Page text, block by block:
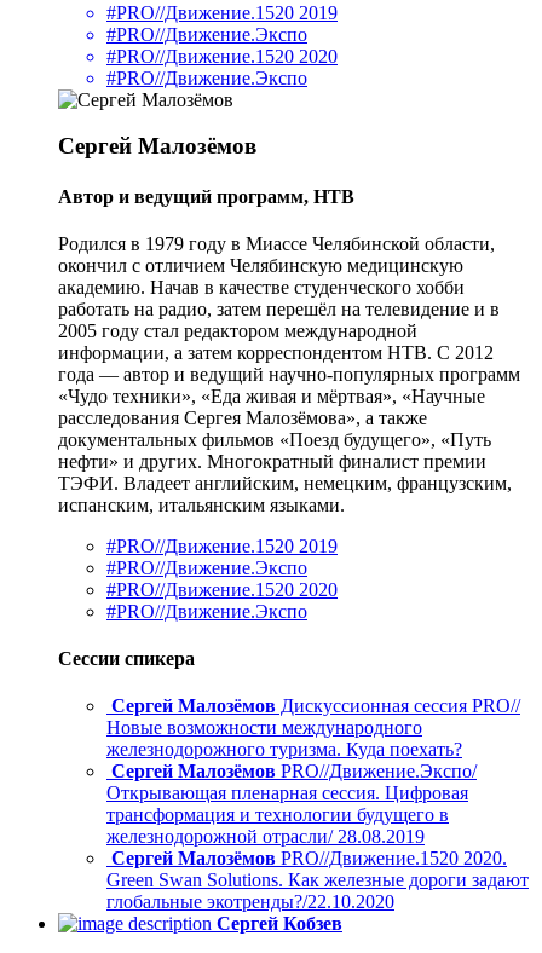
#PRO//Движение.1520 2019
#PRO//Движение.Экспо
#PRO//Движение.1520 2020
#PRO//Движение.Экспо
Сергей Малозёмов
Автор и ведущий программ, НТВ
Родился в 1979 году в Миассе Челябинской области,
окончил с отличием Челябинскую медицинскую
академию. Начав в качестве студенческого хобби
работать на радио, затем перешёл на телевидение и в
2005 году стал редактором международной
информации, а затем корреспондентом НТВ. C 2012
года — автор и ведущий научно-популярных программ
«Чудо техники», «Еда живая и мёртвая», «Научные
расследования Сергея Малозёмова», а также
документальных фильмов «Поезд будущего», «Путь
нефти» и других. Многократный финалист премии
ТЭФИ. Владеет английским, немецким, французским,
испанским, итальянским языками.
#PRO//Движение.1520 2019
#PRO//Движение.Экспо
#PRO//Движение.1520 2020
#PRO//Движение.Экспо
Сессии спикера
Сергей Малозёмов Дискуссионная сессия PRO//
Новые возможности международного
железнодорожного туризма. Куда поехать?
Сергей Малозёмов PRO//Движение.Экспо/
Открывающая пленарная сессия. Цифровая
трансформация и технологии будущего в
железнодорожной отрасли/ 28.08.2019
Сергей Малозёмов PRO//Движение.1520 2020.
Green Swan Solutions. Как железные дороги задают
глобальные экотренды?/22.10.2020
Сергей Кобзев